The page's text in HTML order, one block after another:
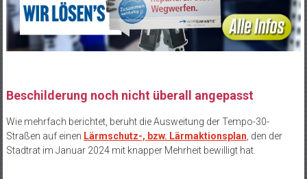
Beschilderung noch nicht überall angepasst
Wie mehrfach berichtet, beruht die Ausweitung der Tempo-30-
Straßen auf einen Lärmschutz-, bzw. Lärmaktionsplan , den der
Stadtrat im Januar 2024 mit knapper Mehrheit bewilligt hat.